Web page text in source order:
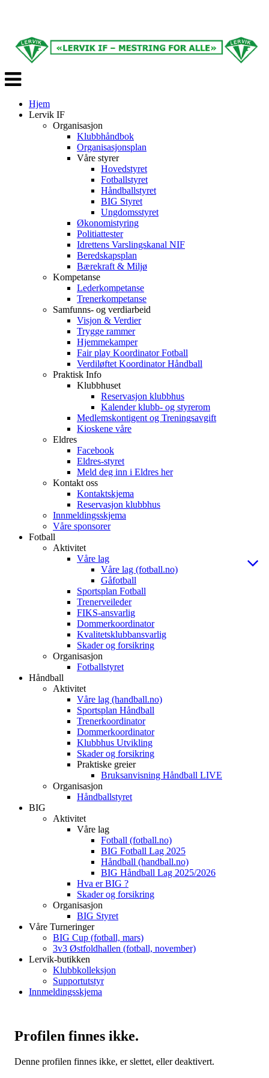
Veksle
navigasjon
Hjem
Lervik IF
Organisasjon
Klubbhåndbok
Organisasjonsplan
Våre styrer
Hovedstyret
Fotballstyret
Håndballstyret
BIG Styret
Ungdomsstyret
Økonomistyring
Politiattester
Idrettens Varslingskanal NIF
Beredskapsplan
Bærekraft & Miljø
Kompetanse
Lederkompetanse
Trenerkompetanse
Samfunns- og verdiarbeid
Visjon & Verdier
Trygge rammer
Hjemmekamper
Fair play Koordinator Fotball
Verdiløftet Koordinator Håndball
Praktisk Info
Klubbhuset
Reservasjon klubbhus
Kalender klubb- og styrerom
Medlemskontigent og Treningsavgift
Kioskene våre
Eldres
Facebook
Eldres-styret
Meld deg inn i Eldres her
Kontakt oss
Kontaktskjema
Reservasjon klubbhus
Innmeldingsskjema
Våre sponsorer
Fotball
Aktivitet
Våre lag
Våre lag (fotball.no)
Gåfotball
Sportsplan Fotball
Trenerveileder
FIKS-ansvarlig
Dommerkoordinator
Kvalitetsklubbansvarlig
Skader og forsikring
Organisasjon
Fotballstyret
Håndball
Aktivitet
Våre lag (handball.no)
Sportsplan Håndball
Trenerkoordinator
Dommerkoordinator
Klubbhus Utvikling
Skader og forsikring
Praktiske greier
Bruksanvisning Håndball LIVE
Organisasjon
Håndballstyret
BIG
Aktivitet
Våre lag
Fotball (fotball.no)
BIG Fotball Lag 2025
Håndball (handball.no)
BIG Håndball Lag 2025/2026
Hva er BIG ?
Skader og forsikring
Organisasjon
BIG Styret
Våre Turneringer
BIG Cup (fotball, mars)
3v3 Østfoldhallen (fotball, november)
Lervik-butikken
Klubbkolleksjon
Supportutstyr
Innmeldingsskjema
Profilen finnes ikke.
Denne profilen finnes ikke, er slettet, eller deaktivert.